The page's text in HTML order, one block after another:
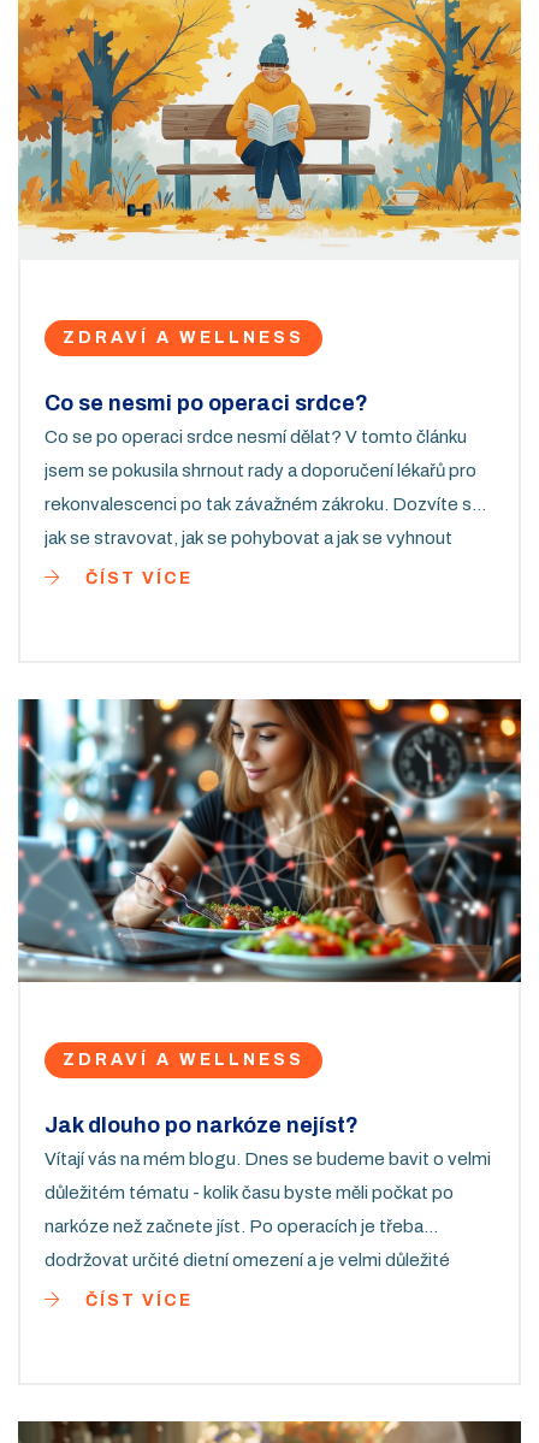
ZDRAVÍ A WELLNESS
Co se nesmi po operaci srdce?
Co se po operaci srdce nesmí dělat? V tomto článku
jsem se pokusila shrnout rady a doporučení lékařů pro
rekonvalescenci po tak závažném zákroku. Dozvíte se,
jak se stravovat, jak se pohybovat a jak se vyhnout
nebezpečím, které by mohly ohrozit vaše zdraví.
se s tím vším vypořádáme.
ČÍST VÍCE
ZDRAVÍ A WELLNESS
Jak dlouho po narkóze nejíst?
Vítají vás na mém blogu. Dnes se budeme bavit o velmi
důležitém tématu - kolik času byste měli počkat po
narkóze než začnete jíst. Po operacích je třeba
dodržovat určité dietní omezení a je velmi důležité
vědět, jak na to správně jdou. Nenechte se zmást,
ČÍST VÍCE